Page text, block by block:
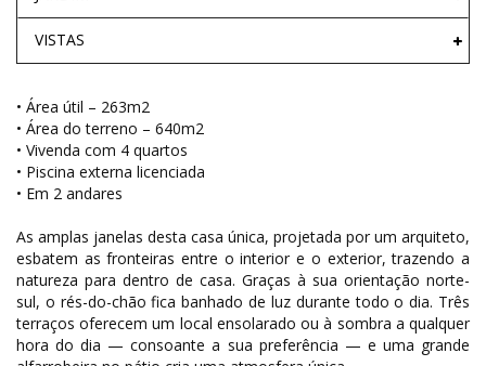
VISTAS
• Área útil – 263m2
• Área do terreno – 640m2
• Vivenda com 4 quartos
• Piscina externa licenciada
• Em 2 andares
As amplas janelas desta casa única, projetada por um arquiteto,
esbatem as fronteiras entre o interior e o exterior, trazendo a
natureza para dentro de casa. Graças à sua orientação norte-
sul, o rés-do-chão fica banhado de luz durante todo o dia. Três
terraços oferecem um local ensolarado ou à sombra a qualquer
hora do dia — consoante a sua preferência — e uma grande